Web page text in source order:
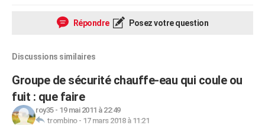
Répondre Posez votre question
Discussions similaires
Groupe de sécurité chauffe-eau qui coule ou
fuit : que faire
roy35- 19 mai 2011 à 22:49
trombino- 17 mars 2018 à 11:21